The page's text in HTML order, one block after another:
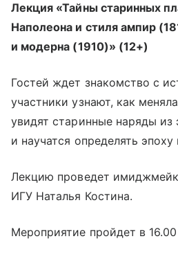
Лекция «Тайны старинных
Наполеона и стиля ампир
и модерна (1910)» (12+)
Гостей ждет знакомство с
участники узнают, как
увидят старинные наряды из
и научатся определять
Лекцию проведет
ИГУ Наталья Костина.
Мероприятие пройдет в